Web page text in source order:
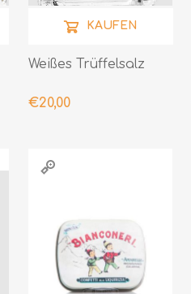
Weißes Trüffelsalz
€20,00
KAUFEN